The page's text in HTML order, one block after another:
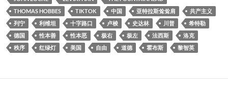
THOMAS HOBBES
TIKTOK 中国 亚特拉斯耸耸肩
共产主义
列宁
利维坦 十字路口 卢梭 史达林 川普
希特勒
德国
性本善 性本恶 极右 极左 法西斯
洛克
秩序
红绿灯 美国 自由 道德 霍布斯 黎智英